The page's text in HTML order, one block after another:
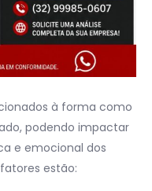
à forma como
podendo impactar
e emocional dos
estão: